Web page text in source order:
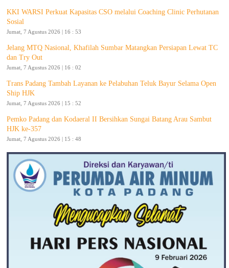
KKI WARSI Perkuat Kapasitas CSO melalui Coaching Clinic Perhutanan
Sosial
Jumat, 7 Agustus 2026 | 16 : 53
Jelang MTQ Nasional, Khafilah Sumbar Matangkan Persiapan Lewat TC
dan Try Out
Jumat, 7 Agustus 2026 | 16 : 02
Trans Padang Tambah Layanan ke Pelabuhan Teluk Bayur Selama Open
Ship HJK
Jumat, 7 Agustus 2026 | 15 : 52
Pemko Padang dan Kodaeral II Bersihkan Sungai Batang Arau Sambut
HJK ke-357
Jumat, 7 Agustus 2026 | 15 : 48